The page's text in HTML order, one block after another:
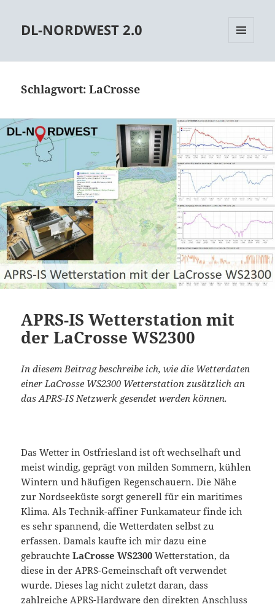
DL-NORDWEST 2.0
Schlagwort:LaCrosse
APRS-IS Wetterstation mit
der LaCrosse WS2300
In diesem Beitrag beschreibe ich, wie die Wetterdaten
einer LaCrosse WS2300 Wetterstation zusätzlich an
das APRS-IS Netzwerk gesendet werden können.
Das Wetter in Ostfriesland ist oft wechselhaft und
meist windig, geprägt von milden Sommern, kühlen
Wintern und häufigen Regenschauern. Die Nähe
zur Nordseeküste sorgt generell für ein maritimes
Klima. Als Technik-affiner Funkamateur finde ich
es sehr spannend, die Wetterdaten selbst zu
erfassen. Damals kaufte ich mir dazu eine
gebrauchteLaCrosse WS2300 Wetterstation, da
diese in der APRS-Gemeinschaft oft verwendet
wurde. Dieses lag nicht zuletzt daran, dass
zahlreiche APRS-Hardware den direkten Anschluss